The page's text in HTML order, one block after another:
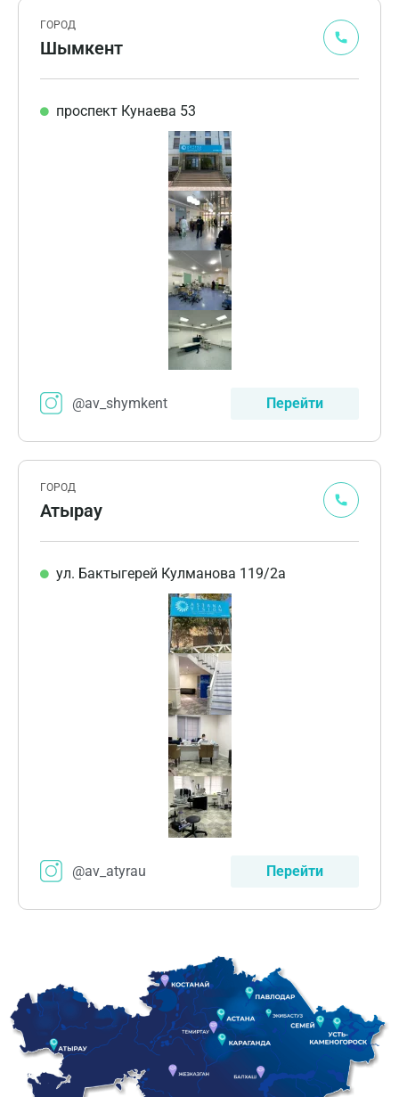
ГОРОД
Шымкент
проспект Кунаева 53
@av_shymkent Перейти
ГОРОД
Атырау
ул. Бактыгерей Кулманова 119/2а
@av_atyrau Перейти